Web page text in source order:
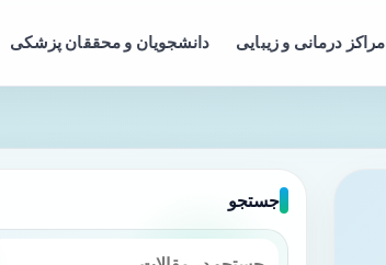
مراکز درمانی و زیبایی دانشجویان و محققان پزشکی
جستجو